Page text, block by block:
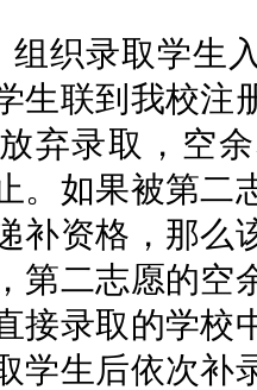
组织录取学生
生联到我校注
弃录取，空
。如果被第二
补资格，那么
第二志愿的空
接录取的学校
学生后依次补